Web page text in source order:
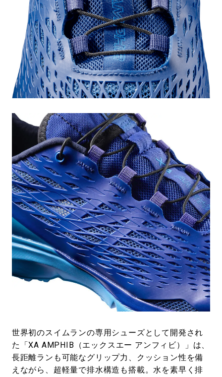
世界初のスイムランの専用シューズとして開発され
た「XA AMPHIB（エックスエー アンフィビ）」は、
長距離ランも可能なグリップ力、クッション性を備
えながら、超軽量で排水構造も搭載。水を素早く排